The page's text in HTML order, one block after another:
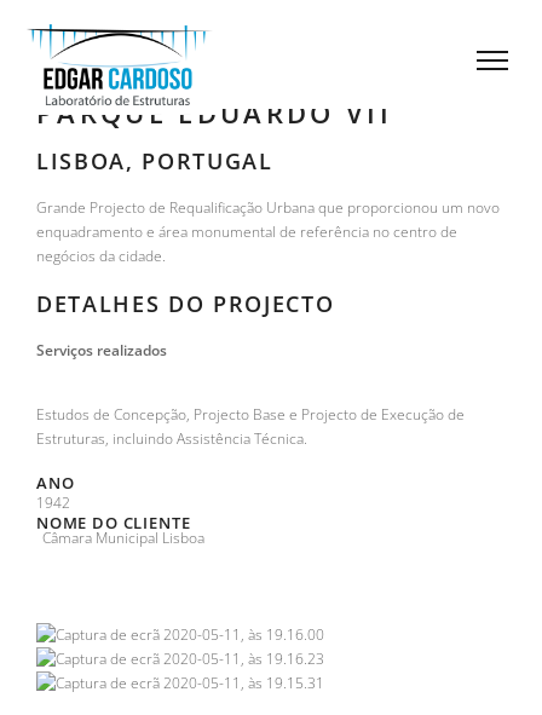
PARQUE EDUARDO VII
LISBOA, PORTUGAL
Grande Projecto de Requalificação Urbana que proporcionou um novo
enquadramento e área monumental de referência no centro de
negócios da cidade.
DETALHES DO PROJECTO
Serviços realizados
Estudos de Concepção, Projecto Base e Projecto de Execução de
Estruturas, incluindo Assistência Técnica.
ANO
1942
NOME DO CLIENTE
Câmara Municipal Lisboa